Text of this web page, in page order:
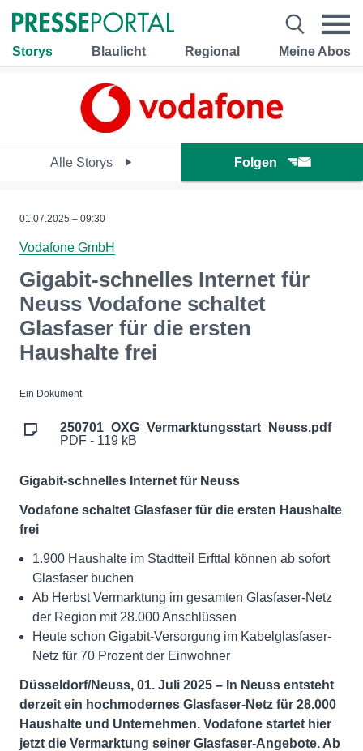
Storys Blaulicht Regional Meine Abos
Alle Storys Folgen
01.07.2025 – 09:30
Vodafone GmbH
Gigabit-schnelles Internet für
Neuss Vodafone schaltet
Glasfaser für die ersten
Haushalte frei
Ein Dokument
250701_OXG_Vermarktungsstart_Neuss.pdf
PDF - 119 kB
Gigabit-schnelles Internet für Neuss
Vodafone schaltet Glasfaser für die ersten Haushalte
frei
1.900 Haushalte im Stadtteil Erfttal können ab sofort
Glasfaser buchen
Ab Herbst Vermarktung im gesamten Glasfaser-Netz
der Region mit 28.000 Anschlüssen
Heute schon Gigabit-Versorgung im Kabelglasfaser-
Netz für 70 Prozent der Einwohner
Düsseldorf/Neuss, 01. Juli 2025 – In Neuss entsteht
derzeit ein hochmodernes Glasfaser-Netz für 28.000
Haushalte und Unternehmen. Vodafone startet hier
jetzt die Vermarktung seiner Glasfaser-Angebote. Ab